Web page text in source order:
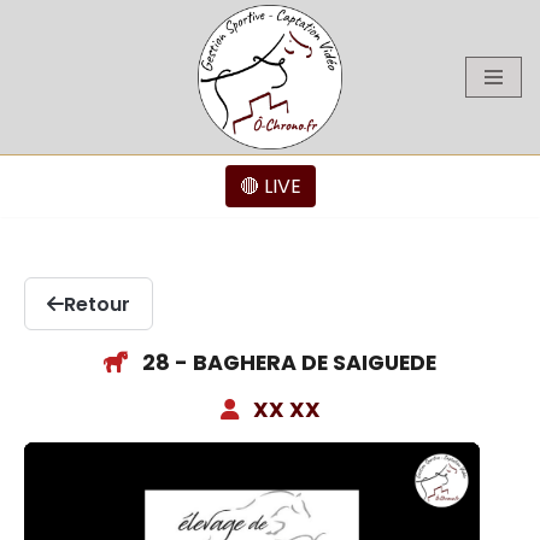
🔴 LIVE
Retour
28 - BAGHERA DE SAIGUEDE
XX XX